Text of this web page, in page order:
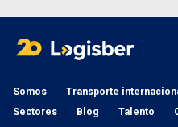
Somos Transporte
Sectores
Blog Talento